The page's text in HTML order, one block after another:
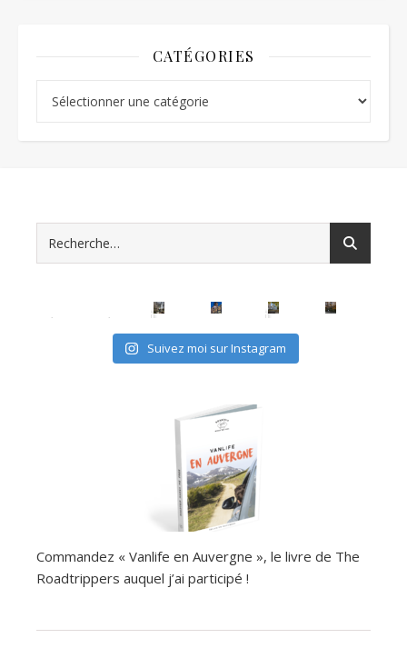
CATÉGORIES
avec les (mini) kids, c'est possible
Suivez moi sur Instagram
Commandez « Vanlife en Auvergne », le livre de The
Roadtrippers auquel j’ai participé !